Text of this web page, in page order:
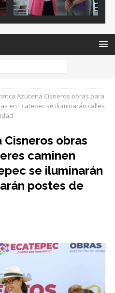
Azucena Cisneros obras para
en Ecatepec se iluminarán calles
Cisneros obras
caminen
se iluminarán
postes de